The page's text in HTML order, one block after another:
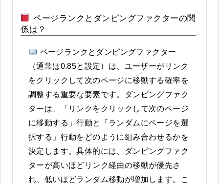
ページランクとダンピングファクターの関
係は？
ページランクとダンピングファクター
（通常は0.85と設定）は、ユーザーがリンク
をクリックして次のページに移動する確率を
調整する重要な要素です。ダンピングファク
ターは、「リンクをクリックして次のページ
に移動する」行動と「ランダムにページを選
択する」行動をどのように組み合わせるかを
決定します。具体的には、ダンピングファク
ターが高いほどリンク経由の移動が優先さ
れ、低いほどランダム移動が増加します。こ